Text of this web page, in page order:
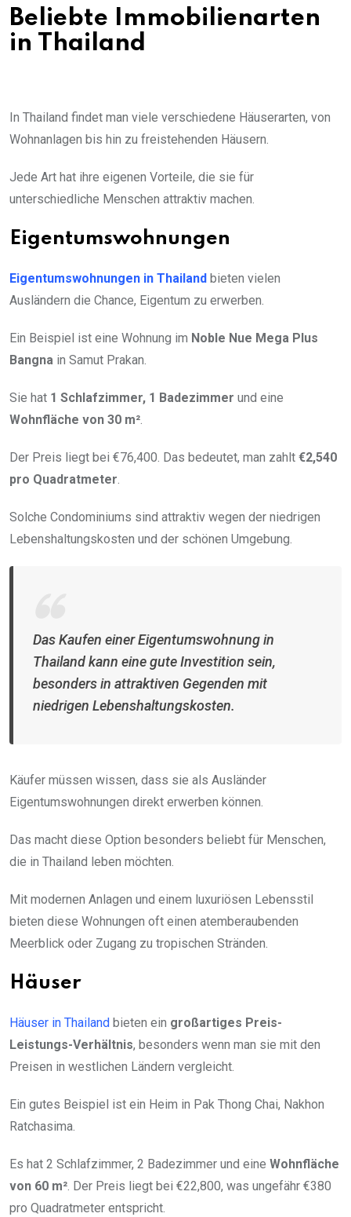
Beliebte Immobilienarten
in Thailand
In Thailand findet man viele verschiedene Häuserarten, von
Wohnanlagen bis hin zu freistehenden Häusern.
Jede Art hat ihre eigenen Vorteile, die sie für
unterschiedliche Menschen attraktiv machen.
Eigentumswohnungen
Eigentumswohnungen in Thailand bieten vielen
Ausländern die Chance, Eigentum zu erwerben.
Ein Beispiel ist eine Wohnung im Noble Nue Mega Plus
Bangna in Samut Prakan.
Sie hat 1 Schlafzimmer, 1 Badezimmer und eine
Wohnfläche von 30 m².
Der Preis liegt bei €76,400. Das bedeutet, man zahlt €2,540
pro Quadratmeter.
Solche Condominiums sind attraktiv wegen der niedrigen
Lebenshaltungskosten und der schönen Umgebung.
Das Kaufen einer Eigentumswohnung in
Thailand kann eine gute Investition sein,
besonders in attraktiven Gegenden mit
niedrigen Lebenshaltungskosten.
Käufer müssen wissen, dass sie als Ausländer
Eigentumswohnungen direkt erwerben können.
Das macht diese Option besonders beliebt für Menschen,
die in Thailand leben möchten.
Mit modernen Anlagen und einem luxuriösen Lebensstil
bieten diese Wohnungen oft einen atemberaubenden
Meerblick oder Zugang zu tropischen Stränden.
Häuser
Häuser in Thailand bieten ein großartiges Preis-
Leistungs-Verhältnis, besonders wenn man sie mit den
Preisen in westlichen Ländern vergleicht.
Ein gutes Beispiel ist ein Heim in Pak Thong Chai, Nakhon
Ratchasima.
Es hat 2 Schlafzimmer, 2 Badezimmer und eine Wohnfläche
von 60 m² . Der Preis liegt bei €22,800, was ungefähr €380
pro Quadratmeter entspricht.